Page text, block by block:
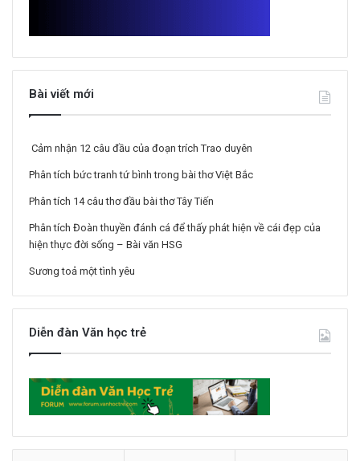
Bài viết mới
Cảm nhận 12 câu đầu của đoạn trích Trao duyên
Phân tích bức tranh tứ bình trong bài thơ Việt Bắc
Phân tích 14 câu thơ đầu bài thơ Tây Tiến
Phân tích Đoàn thuyền đánh cá để thấy phát hiện về cái đẹp của
hiện thực đời sống – Bài văn HSG
Sương toả một tình yêu
Diễn đàn Văn học trẻ